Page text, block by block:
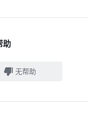
助
无帮助